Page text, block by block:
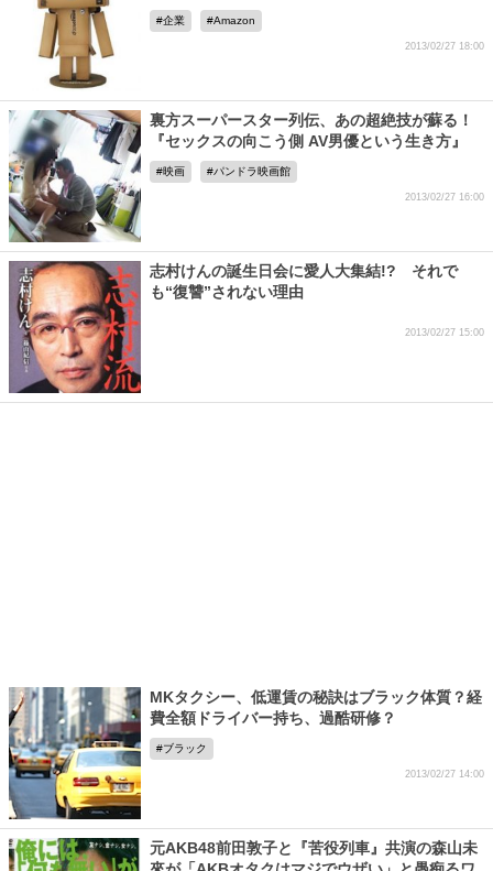
企業 Amazon
2013/02/27 18:00
裏方スーパースター列伝、あの超絶技が蘇る！
『セックスの向こう側 AV男優という生き方』
映画 パンドラ映画館
2013/02/27 16:00
志村けんの誕生日会に愛人大集結!? それで
も“復讐”されない理由
2013/02/27 15:00
MKタクシー、低運賃の秘訣はブラック体質？経
費全額ドライバー持ち、過酷研修？
ブラック
2013/02/27 14:00
元AKB48前田敦子と『苦役列車』共演の森山未